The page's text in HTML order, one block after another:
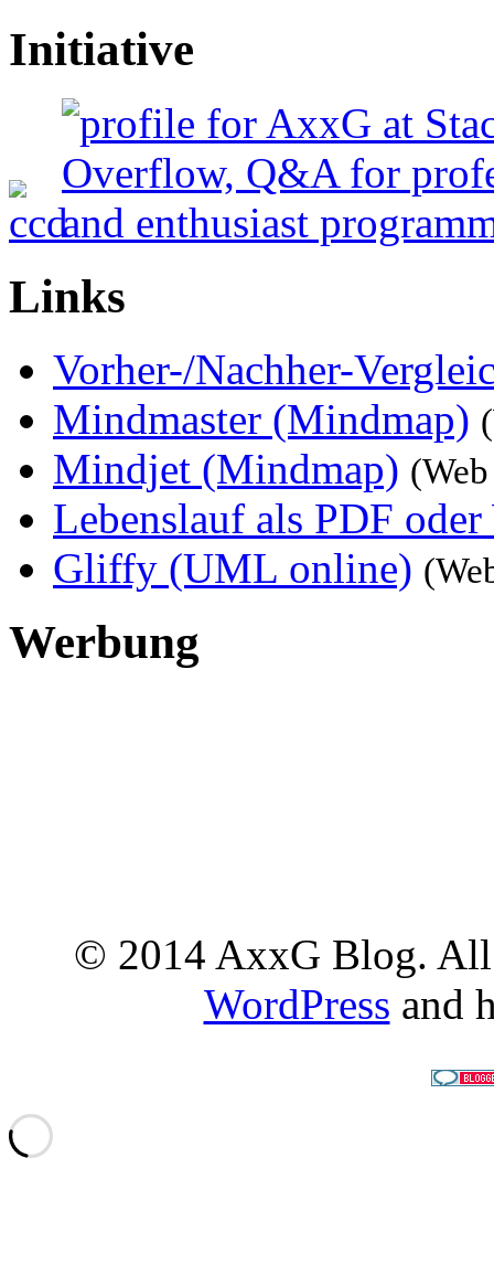
Initiative
Links
Vorher-/Nachher-
Mindmaster (Mindmap)
Mindjet (Mindmap)
Lebenslauf als PDF oder
Gliffy (UML online)
Werbung
© 2014 AxxG Blog. All
WordPress and